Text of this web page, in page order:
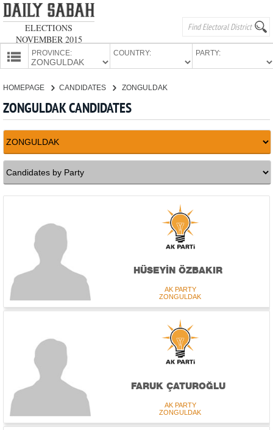
ELECTIONS
NOVEMBER 2015
PROVINCE: COUNTRY: PARTY:
CANDIDATES
HOMEPAGE CANDIDATES ZONGULDAK
ZONGULDAK CANDIDATES
HÜSEYİN ÖZBAKIR
AK PARTY
ZONGULDAK
FARUK ÇATUROĞLU
AK PARTY
ZONGULDAK